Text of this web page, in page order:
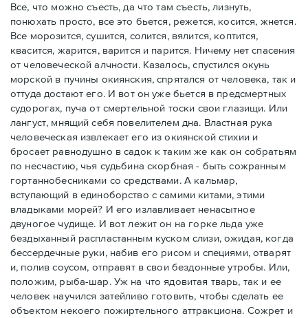
Все, что можно съесть, да что там съесть, лизнуть,
понюхать просто, все это бьется, режется, косится, жнется.
Все морозится, сушится, солится, вялится, коптится,
квасится, жарится, варится и парится. Ничему нет спасения
от человеческой алчности. Казалось, спустился окунь
морской в пучины окиянския, спрятался от человека, так и
оттуда достают его. И вот он уже бьется в предсмертных
судорогах, пуча от смертельной тоски свои глазищи. Или
лангуст, мнящий себя повелителем дна. Властная рука
человеческая извлекает его из окиянской стихии и
бросает равнодушно в садок к таким же как он собратьям
по несчастию, чья судьбина скорбная - быть сожранным
гортаннобесниками со средствами. А кальмар,
вступающий в единоборство с самими китами, этими
владыками морей? И его излавливает ненасытное
двуногое чудище. И вот лежит он на горке льда уже
бездыханный распластанным куском слизи, ожидая, когда
бессердечные руки, набив его рисом и специями, отварят
и, полив соусом, отправят в свои бездонные утробы. Или,
положим, рыба-шар. Уж на что ядовитая тварь, так и ее
человек научился затейливо готовить, чтобы сделать ее
объектом некоего пожиртельного аттракциона. Сожрет и